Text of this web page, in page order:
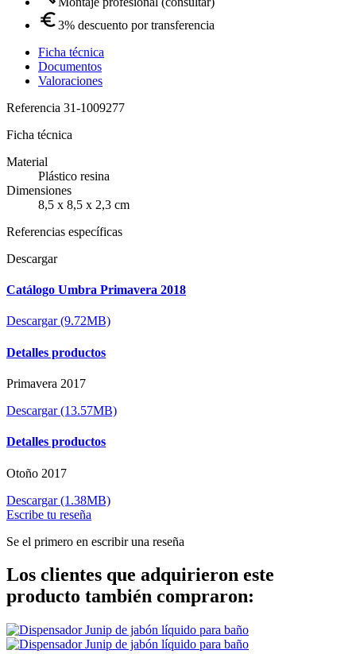
3% descuento por transferencia
Ficha técnica
Documentos
Valoraciones
Referencia 31-1009277
Ficha técnica
Material
Plástico resina
Dimensiones
8,5 x 8,5 x 2,3 cm
Referencias específicas
Descargar
Catálogo Umbra Primavera 2018
Descargar (9.72MB)
Detalles productos
Primavera 2017
Descargar (13.57MB)
Detalles productos
Otoño 2017
Descargar (1.38MB)
Escribe tu reseña
Se el primero en escribir una reseña
Los clientes que adquirieron este
producto también compraron: